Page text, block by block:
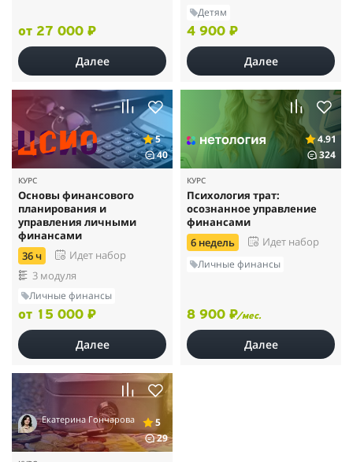
от 27 000 ₽
Далее
Детям
4 900 ₽
Далее
5
40
КУРС
Основы финансового
планирования и
управления личными
финансами
36 ч
Идет набор
3 модуля
Личные финансы
от 15 000 ₽
Далее
4.91
324
КУРС
Психология трат:
осознанное управление
финансами
6 недель
Идет набор
Личные финансы
8 900 ₽/мес.
Далее
Екатерина Гончарова
5
29